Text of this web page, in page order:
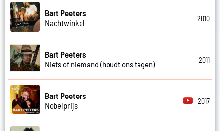
Bart Peeters
Nachtwinkel
2010
Bart Peeters
Niets of niemand (houdt ons tegen)
2011
Bart Peeters
Nobelprijs
2017